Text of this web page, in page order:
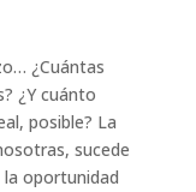
¿Cuántas
¿Y cuánto
posible? La
sucede
oportunidad